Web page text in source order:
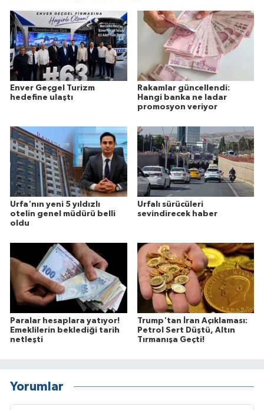
Enver Geçgel Turizm
hedefine ulaştı
Rakamlar güncellendi:
Hangi banka ne ladar
promosyon veriyor
Urfa'nın yeni 5 yıldızlı
otelin genel müdürü belli
oldu
Urfalı sürücüleri
sevindirecek haber
Paralar hesaplara yatıyor!
Emeklilerin beklediği tarih
netleşti
Trump'tan İran Açıklaması:
Petrol Sert Düştü, Altın
Tırmanışa Geçti!
Yorumlar